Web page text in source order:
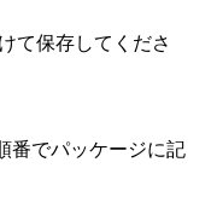
て保存してくださ
番でパッケージに記